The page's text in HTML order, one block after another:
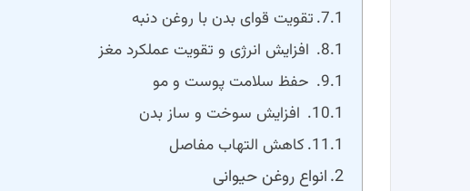
تقویت قوای بدن با روغن دنبه
افزایش انرژی و تقویت عملکرد مغز
حفظ سلامت پوست و مو
افزایش سوخت و ساز بدن
کاهش التهاب مفاصل
انواع روغن حیوانی